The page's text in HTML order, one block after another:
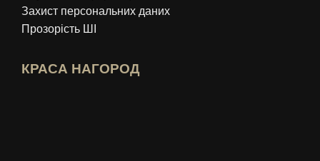
Захист персональних даних
Прозорість ШІ
КРАСА НАГОРОД